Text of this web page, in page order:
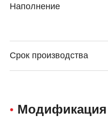
Наполнение
Срок производства
Модификация